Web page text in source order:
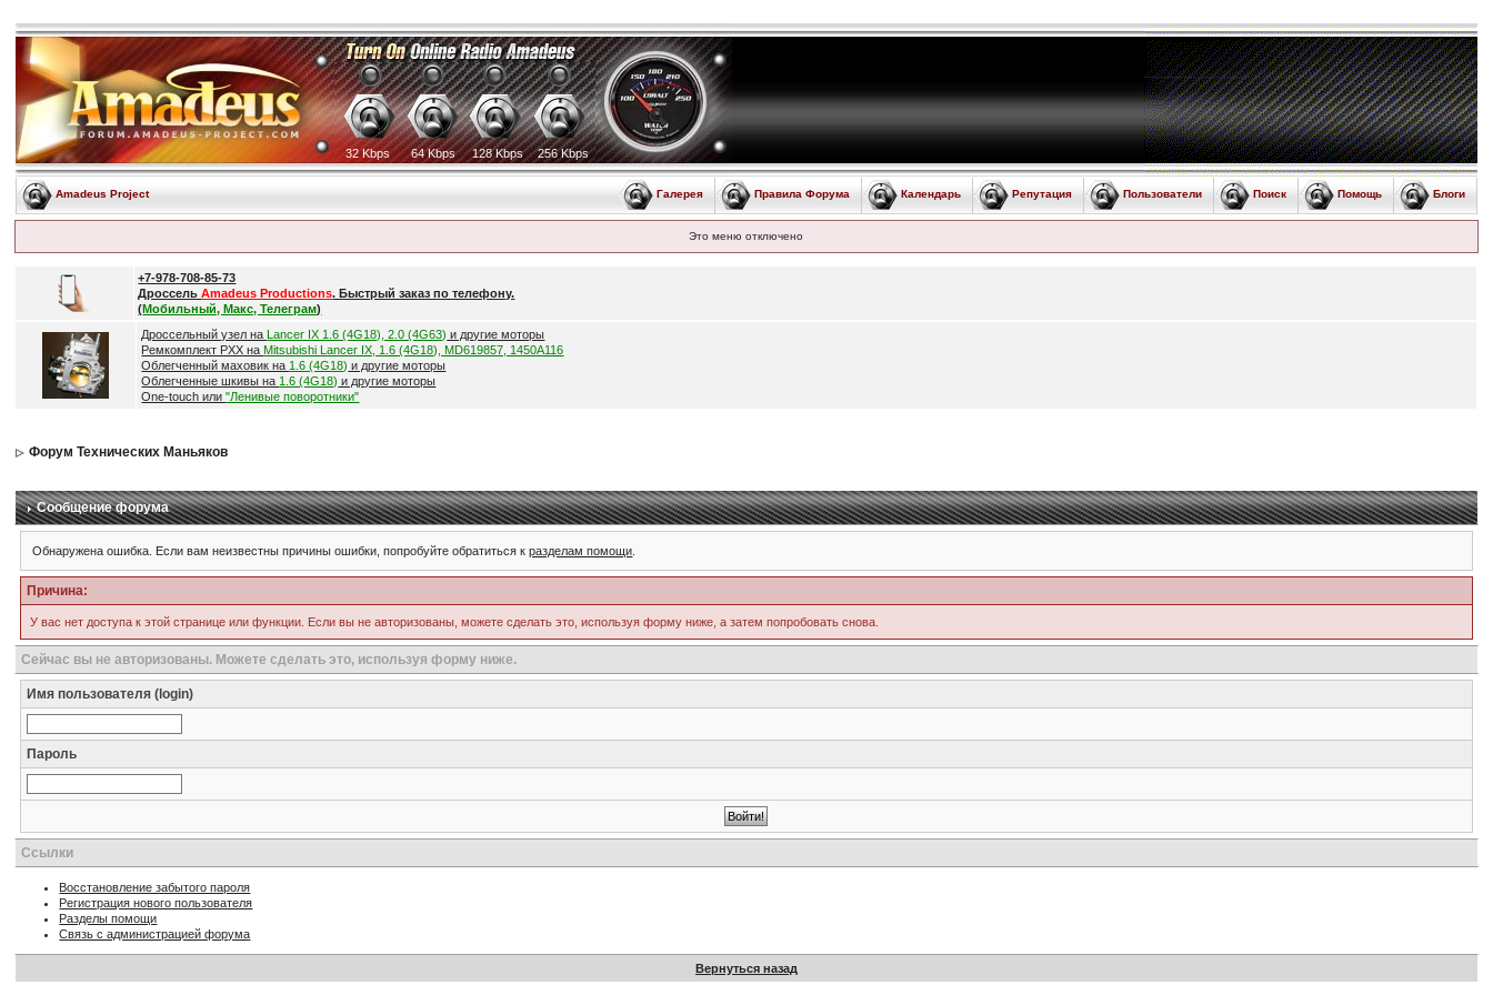
32 Kbps 64 Kbps 128 Kbps 256 Kbps
Amadeus Project Блоги
Помощь
Поиск
Пользователи
Репутация
Календарь
Правила Форума
Галерея
Это меню отключено
+7-978-708-85-73
ДроссельAmadeus Productions. Быстрый заказ по телефону.
(Мобильный, Макс, Телеграм)
Дроссельный узел на Lancer IX 1.6 (4G18), 2.0 (4G63) и другие моторы
Ремкомплект РХХ на Mitsubishi Lancer IX, 1.6 (4G18), MD619857, 1450A116
Облегченный маховик на 1.6 (4G18) и другие моторы
Облегченные шкивы на 1.6 (4G18) и другие моторы
One-touch или"Ленивые поворотники"
Форум Технических Маньяков
Сообщение форума
Обнаружена ошибка. Если вам неизвестны причины ошибки, попробуйте обратиться кразделам помощи
Причина:
У вас нет доступа к этой странице или функции. Если вы не авторизованы, можете сделать это, используя форму ниже, а затем попробовать снова.
Сейчас вы не авторизованы. Можете сделать это, используя форму ниже.
Имя пользователя (login)
Пароль
Ссылки
Восстановление забытого пароля
Регистрация нового пользователя
Разделы помощи
Связь с администрацией форума
Вернуться назад